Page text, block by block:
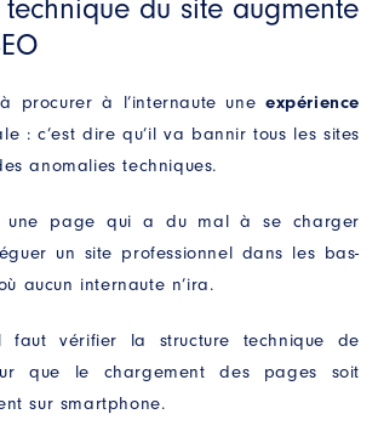
technique du site augmente
procurer à l’internaute une expérience
: c’est dire qu’il va bannir tous les sites
anomalies techniques.
une page qui a du mal à se charger
un site professionnel dans les bas-
aucun internaute n’ira.
faut vérifier la structure technique de
que le chargement des pages soit
sur smartphone.